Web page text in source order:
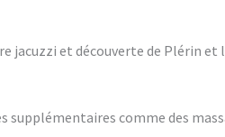
et découverte de Plérin et
supplémentaires comme des